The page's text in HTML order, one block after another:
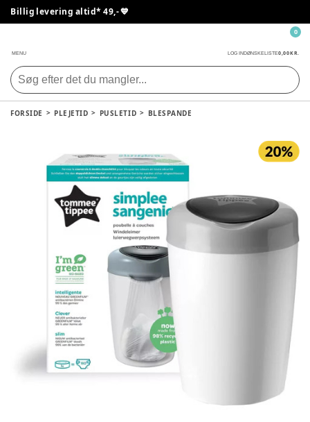
Billig levering altid* 49,- 💙
MENU LOG INDØNSKELISTE0,00 KR.
0
FORSIDE PLEJETID PUSLETID BLESPANDE